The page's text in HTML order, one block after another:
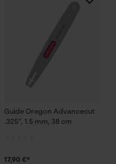
Guide Oregon Advancecut
.325", 1.5 mm, 38 cm
17,90 €*